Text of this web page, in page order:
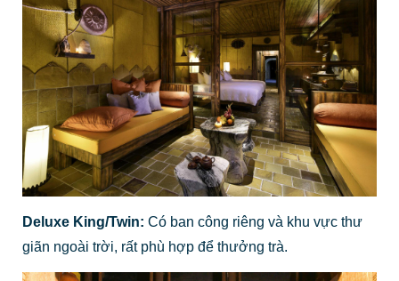
Deluxe King/Twin: Có ban công riêng và khu vực thư
giãn ngoài trời, rất phù hợp để thưởng trà.